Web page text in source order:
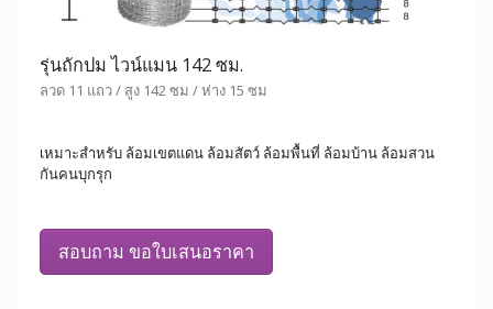
รุ่นถักปม ไวน์แมน 142 ซม.
ลวด 11 แถว / สูง 142 ซม / ห่าง 15 ซม
เหมาะสำหรับ ล้อมเขตแดน ล้อมสัตว์ ล้อมพื้นที่ ล้อมบ้าน ล้อมสวน
กันคนบุกรุก
สอบถาม ขอใบเสนอราคา